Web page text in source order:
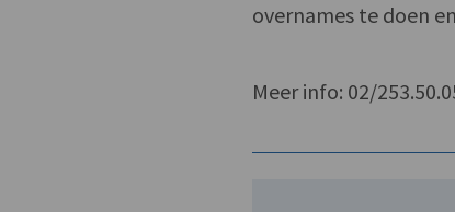
overnames te doen
Meer info: 02/